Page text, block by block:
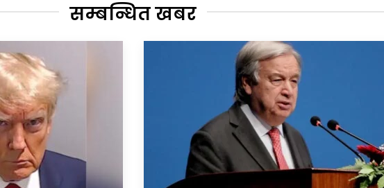
सम्बन्धित खबर